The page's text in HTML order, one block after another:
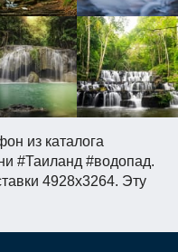
из каталога
#Таиланд #водопад.
4928x3264. Эту